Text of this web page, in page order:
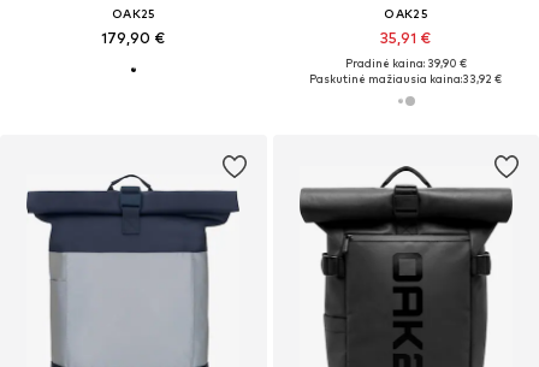
OAK25
179,90 €
OAK25
35,91 €
Pradinė kaina: 39,90 €
Paskutinė mažiausia kaina:33,92 €